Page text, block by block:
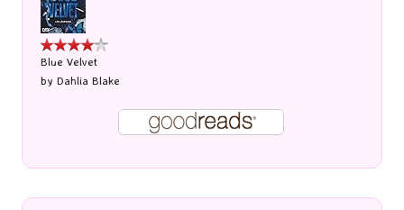
Blue Velvet
by Dahlia Blake